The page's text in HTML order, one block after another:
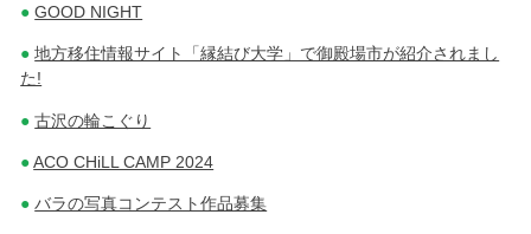
GOOD NIGHT
地方移住情報サイト「縁結び大学」で御殿場市が紹介されまし
た!
古沢の輪こぐり
ACO CHiLL CAMP 2024
バラの写真コンテスト作品募集